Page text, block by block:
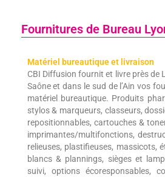
Fournitures de Bureau
Matériel bureautique et livraison
CBI Diffusion fournit et livre près de
Saône et dans le sud de l’Ain vos
matériel bureautique. Produits
stylos & marqueurs, classeurs,
repositionnables, cartouches &
imprimantes/multifonctions,
relieuses, plastifieuses, massicots,
blancs & plannings, sièges et
suivi, options écoresponsables,